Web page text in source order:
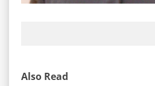
Also Read